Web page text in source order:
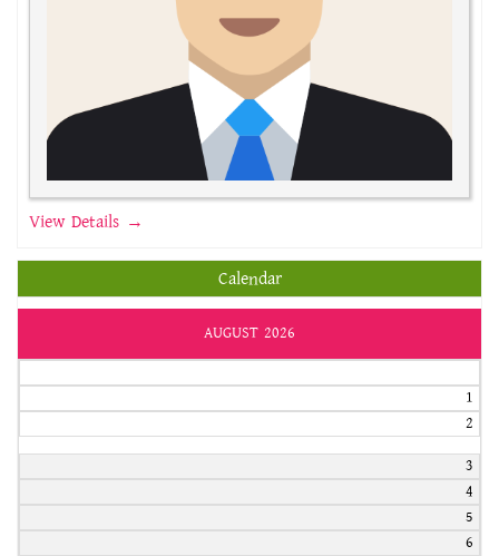
View Details →
Calendar
AUGUST 2026
1
2
3
4
5
6